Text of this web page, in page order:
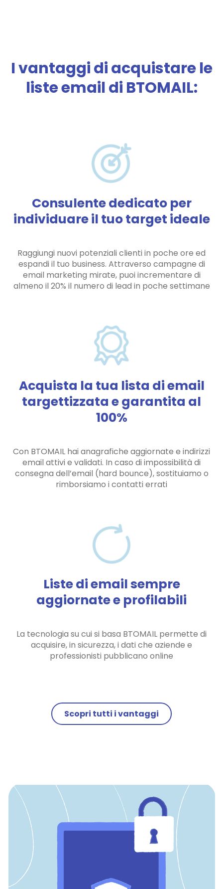
I vantaggi di acquistare le
liste email di BTOMAIL:
Consulente dedicato per
individuare il tuo target ideale
Raggiungi nuovi potenziali clienti in poche ore ed
espandi il tuo business. Attraverso campagne di
email marketing mirate, puoi incrementare di
almeno il 20% il numero di lead in poche settimane
Acquista la tua lista di email
targettizzata e garantita al
100%
Con BTOMAIL hai anagrafiche aggiornate e indirizzi
email attivi e validati. In caso di impossibilità di
consegna dell’email (hard bounce), sostituiamo o
rimborsiamo i contatti errati
Liste di email sempre
aggiornate e profilabili
La tecnologia su cui si basa BTOMAIL permette di
acquisire, in sicurezza, i dati che aziende e
professionisti pubblicano online
Scopri tutti i vantaggi